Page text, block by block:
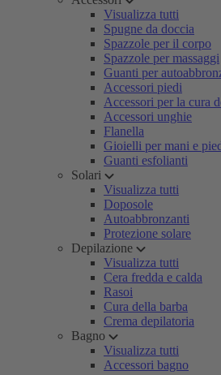
Visualizza tutti
Spugne da doccia
Spazzole per il corpo
Spazzole per massaggi
Guanti per
Accessori piedi
Accessori per la cura
Accessori unghie
Flanella
Gioielli per mani e
Guanti esfolianti
Solari
Visualizza tutti
Doposole
Autoabbronzanti
Protezione solare
Depilazione
Visualizza tutti
Cera fredda e calda
Rasoi
Cura della barba
Crema depilatoria
Bagno
Visualizza tutti
Accessori bagno